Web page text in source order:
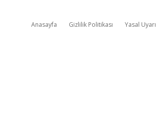
Anasayfa Gizlilik Politikası Yasal Uyarı